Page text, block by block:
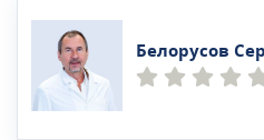
Белорусов